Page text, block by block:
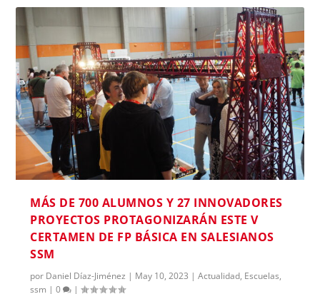
MÁS DE 700 ALUMNOS Y 27 INNOVADORES
PROYECTOS PROTAGONIZARÁN ESTE V
CERTAMEN DE FP BÁSICA EN SALESIANOS
SSM
por Daniel Díaz-Jiménez | May 10, 2023 |Actualidad, Escuelas,
ssm |0 |